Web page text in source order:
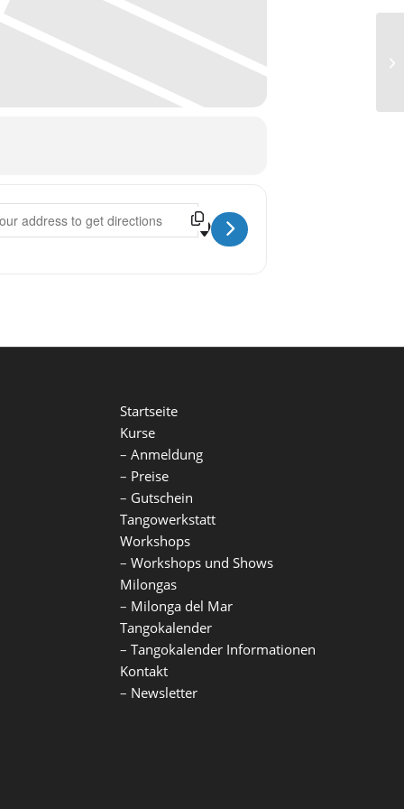
INDOOR [jQqiF3o6T]
Startseite
Kurse
– Anmeldung
– Preise
– Gutschein
Tangowerkstatt
Workshops
– Workshops und Shows
Milongas
– Milonga del Mar
Tangokalender
– Tangokalender Informationen
Kontakt
– Newsletter